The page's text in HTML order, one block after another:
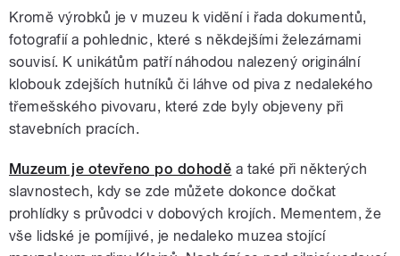
Kromě výrobků je v muzeu k vidění i řada dokumentů,
fotografií a pohlednic, které s někdejšími železárnami
souvisí. K unikátům patří náhodou nalezený originální
klobouk zdejších hutníků či láhve od piva z nedalekého
třemešského pivovaru, které zde byly objeveny při
stavebních pracích.
Muzeum je otevřeno po dohodě a také při některých
slavnostech, kdy se zde můžete dokonce dočkat
prohlídky s průvodci v dobových krojích. Mementem, že
vše lidské je pomíjivé, je nedaleko muzea stojící